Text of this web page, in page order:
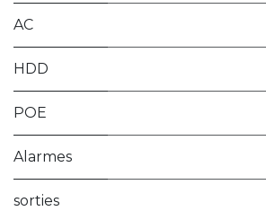
AC
HDD
POE
Alarmes
sorties